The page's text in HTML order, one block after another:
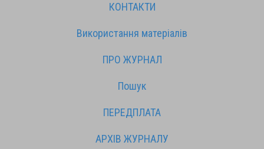
КОНТАКТИ
Використання матеріалів
ПРО ЖУРНАЛ
Пошук
ПЕРЕДПЛАТА
АРХІВ ЖУРНАЛУ